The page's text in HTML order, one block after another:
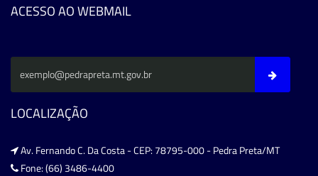
ACESSO AO WEBMAIL
LOCALIZAÇÃO
Av. Fernando C. Da Costa - CEP: 78795-000 - Pedra Preta/MT
Fone: (66) 3486-4400